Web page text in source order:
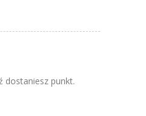
dostaniesz punkt.